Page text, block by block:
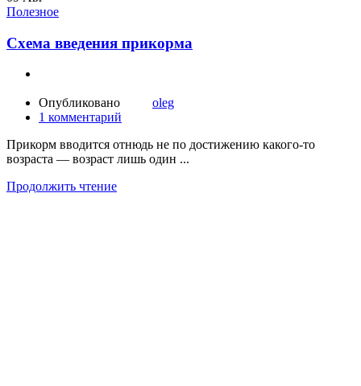
Полезное
Схема введения прикорма
Опубликовано
oleg
1 комментарий
Прикорм вводится отнюдь не по достижению какого-то
возраста — возраст лишь один ...
Продолжить чтение